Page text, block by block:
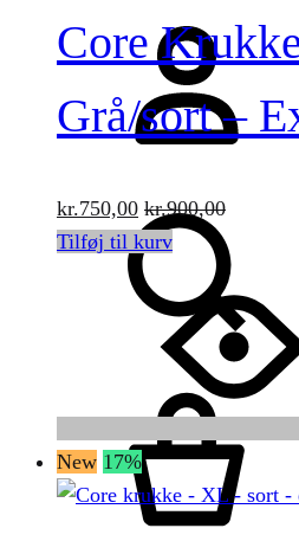
Core
Grå/sort –
kr.750,00 kr.900,00
Tilføj til kurv
New 17%